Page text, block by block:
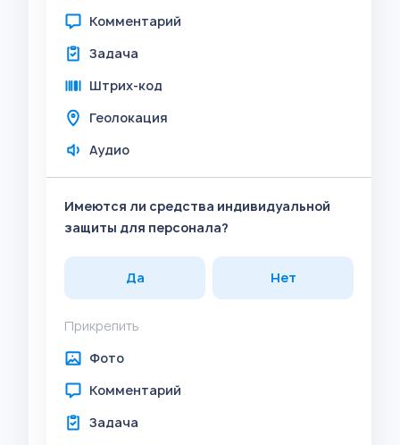
Комментарий
Задача
Штрих-код
Геолокация
Аудио
Имеются ли средства индивидуальной
защиты для персонала?
Да Нет
Прикрепить
Фото
Комментарий
Задача